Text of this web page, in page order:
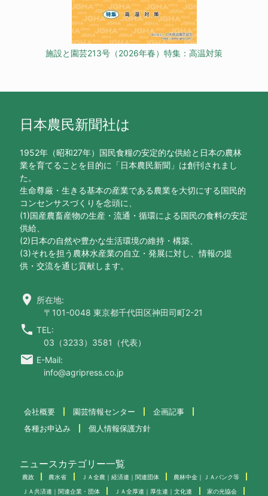
施設と園芸213号（2026年春）特集：高温対策
日本農民新聞社は
1952年（昭和27年）国民食糧の安定的な供給と日本の農林
業を育てることを目的に「日本農民新聞」は創刊されまし
た。
生命尊厳・生きる基本の産業である農業を大切にする国民的
コンセンサスづくりを念頭に、
(1)国産農畜産物の生産・流通・循環による国民の食料の安定
供給、
(2)日本の自然や豊かな生活環境の維持・構築、
(3)それを担う農林水産業の自立・発展に対し、情報の提
供・交流を通じ貢献します。
location_on 所在地:
〒101-0048 東京都千代田区神田司町2-21
call TEL:
03（3233）3581（代表）
email E-Mail:
info@agripress.co.jp
会社概要 園芸情報センター
企画記事
各種お申込み
個人情報保護方針
ニュースカテゴリー一覧
農政 農水省 ＪＡ全農｜経済連｜関連団体 農林中金｜ＪＡバンク等
ＪＡ共済連｜関連企業・団体 ＪＡ全厚連｜厚生連｜文化連 家の光協会